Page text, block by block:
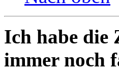
Ich habe die
immer noch